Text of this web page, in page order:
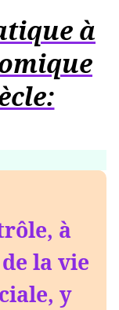
à
à
la vie
y